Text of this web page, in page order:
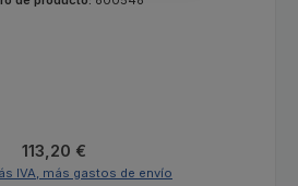
Precio normal:
113,20 €
IVA, más gastos de envío